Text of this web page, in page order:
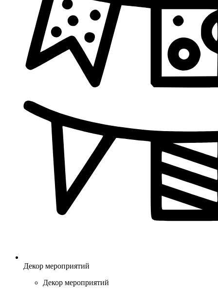
Декор мероприятий
Декор мероприятий